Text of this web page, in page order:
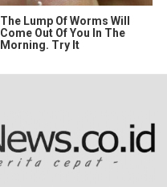
The Lump Of Worms Will
Come Out Of You In The
Morning. Try It